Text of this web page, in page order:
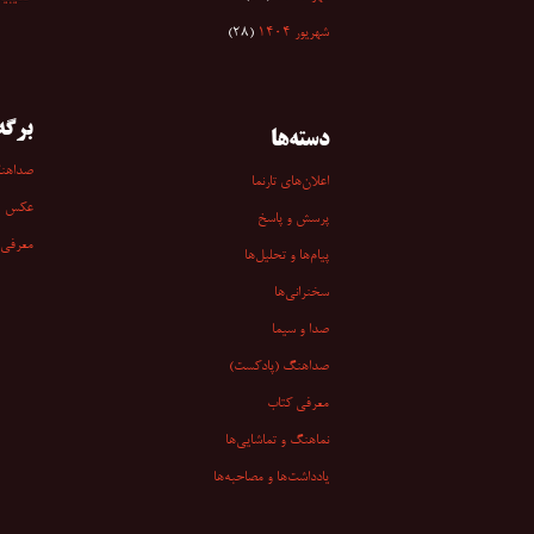
شهریور ۱۴۰۴ (۲۸)
عکس
دسته‌ها
اعلان‌های تارنما
پرسش و پاسخ
پیام‌ها و تحلیل‌ها
سخنرانی‏‏‌ها
صدا و سیما
صداهنگ (پادکست)
معرفی کتاب
نماهنگ و تماشایی‌ها
یادداشت‌ها و مصاحبه‌ها